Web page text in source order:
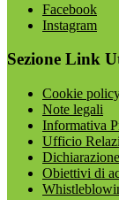
Facebook
Instagram
Sezione Link
Cookie
Note legali
Informativa
Ufficio
Obiettivi di